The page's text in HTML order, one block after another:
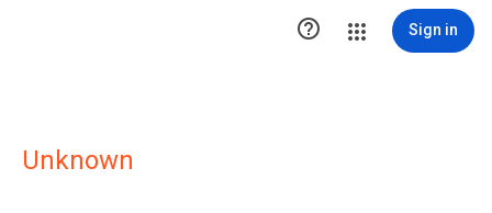
 Sign in
Unknown